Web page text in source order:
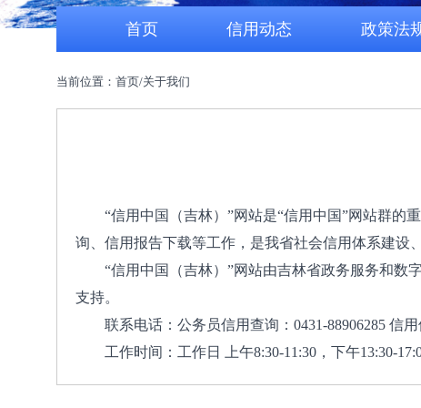
首页 信用动态 政策法
当前位置：首页/关于我们
“信用中国（吉林）”网站是“信用中国”网站群的
询、信用报告下载等工作，是我省社会信用体系建设
“信用中国（吉林）”网站由吉林省政务服务和数
支持。
联系电话：公务员信用查询：0431-88906285 信
工作时间：工作日 上午8:30-11:30，下午13:30-